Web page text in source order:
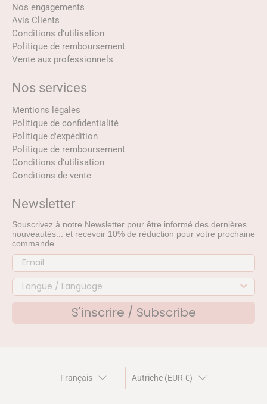
Nos engagements
Avis Clients
Conditions d'utilisation
Politique de remboursement
Vente aux professionnels
Nos services
Mentions légales
Politique de confidentialité
Politique d'expédition
Politique de remboursement
Conditions d'utilisation
Conditions de vente
Newsletter
Souscrivez à notre Newsletter pour être informé des dernières
nouveautés... et recevoir 10% de réduction pour votre prochaine
commande.
S'inscrire / Subscribe
Français Autriche (EUR €)